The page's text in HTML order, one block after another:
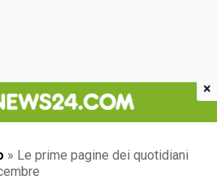
» Le prime pagine dei quotidiani
×